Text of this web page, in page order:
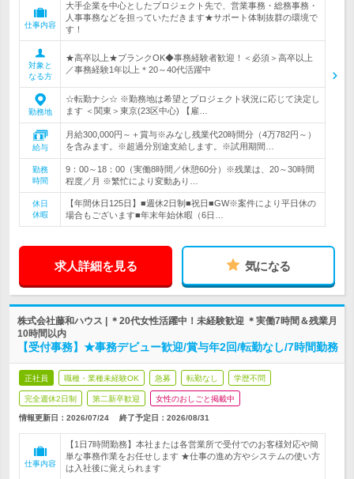
仕事内容
大手企業を中心としたプロジェクト先で、営業事務・総務事務・
人事事務などを担っていただきます★サポート体制抜群の環境で
す！
対象と
なる方
★高卒以上★ブランクOK◆事務経験者歓迎！＜必須＞高卒以上
／事務経験1年以上＊20～40代活躍中
勤務地
☆転勤ナシ☆ ※勤務地は希望とプロジェクト状況に応じて決定し
ます ＜関東＞東京(23区中心) 【雇…
給与
月給300,000円～＋賞与※みなし残業代20時間分（4万782円～）
を含みます。※超過分別途支給します。※試用期間…
勤務
時間
9：00～18：00（実働8時間／休憩60分）※残業は、20～30時間
程度／月 ※繁忙により変動あり…
休日
休暇
【年間休日125日】■週休2日制■祝日■GW※案件により平日休の
場合もございます■年末年始休暇（6日…
求人詳細を見る 気になる
株式会社藤和ハウス | ＊20代女性活躍中！未経験歓迎 ＊実働7時間＆残業月
10時間以内
【受付事務】★事務デビュー歓迎/賞与年2回/転勤なし/7時間勤務
正社員 職種・業種未経験OK 急募 転勤なし 学歴不問
完全週休2日制 第二新卒歓迎 女性のおしごと掲載中
情報更新日：2026/07/24 終了予定日： 2026/08/31
仕事内容
【1日7時間勤務】本社または各営業所で受付でのお客様対応や簡
単な事務作業をお任せします ★仕事の進め方やシステムの使い方
は入社後に覚えられます